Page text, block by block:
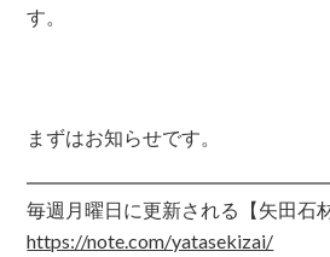
す。
まずはお知らせです。
毎週月曜日に更新される【矢田石
https://note.com/yatasekizai/